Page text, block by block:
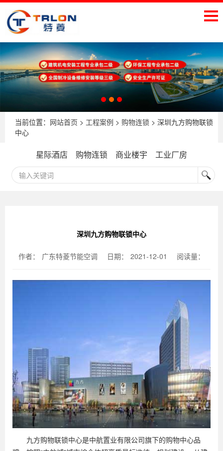
当前位置： 网站首页 > 工程案例 > 购物连锁 > 深圳九方购物联锁
中心
星际酒店 购物连锁 商业楼宇 工业厂房
深圳九方购物联锁中心
作者： 广东特菱节能空调 日期： 2021-12-01 阅读量：
九方购物联锁中心是中航置业有限公司旗下的购物中心品